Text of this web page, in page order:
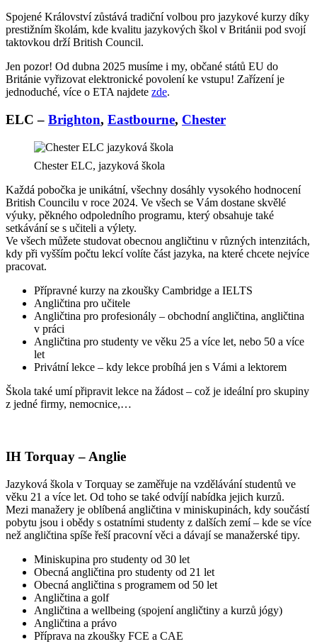
Spojené Království zůstává tradiční volbou pro jazykové kurzy díky
prestižním školám, kde kvalitu jazykových škol v Británii pod svojí
taktovkou drží British Council.
Jen pozor! Od dubna 2025 musíme i my, občané států EU do
Británie vyřizovat elektronické povolení ke vstupu! Zařízení je
jednoduché, více o ETA najdete zde.
ELC – Brighton, Eastbourne, Chester
Chester ELC, jazyková škola
Každá pobočka je unikátní, všechny dosáhly vysokého hodnocení
British Councilu v roce 2024. Ve všech se Vám dostane skvělé
výuky, pěkného odpoledního programu, který obsahuje také
setkávání se s učiteli a výlety.
Ve všech můžete studovat obecnou angličtinu v různých intenzitách,
kdy při vyšším počtu lekcí volíte část jazyka, na které chcete nejvíce
pracovat.
Přípravné kurzy na zkoušky Cambridge a IELTS
Angličtina pro učitele
Angličtina pro profesionály – obchodní angličtina, angličtina
v práci
Angličtina pro studenty ve věku 25 a více let, nebo 50 a více
let
Privátní lekce – kdy lekce probíhá jen s Vámi a lektorem
Škola také umí připravit lekce na žádost – což je ideální pro skupiny
z jedné firmy, nemocnice,…
IH Torquay – Anglie
Jazyková škola v Torquay se zaměřuje na vzdělávání studentů ve
věku 21 a více let. Od toho se také odvíjí nabídka jejich kurzů.
Mezi manažery je oblíbená angličtina v miniskupinách, kdy součástí
pobytu jsou i obědy s ostatními studenty z dalších zemí – kde se více
než angličtina spíše řeší pracovní věci a dávají se manažerské tipy.
Miniskupina pro studenty od 30 let
Obecná angličtina pro studenty od 21 let
Obecná angličtina s programem od 50 let
Angličtina a golf
Angličtina a wellbeing (spojení angličtiny a kurzů jógy)
Angličtina a právo
Příprava na zkoušky FCE a CAE